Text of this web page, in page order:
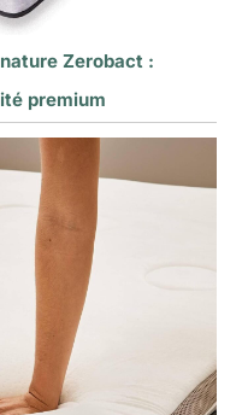
Zerobact :
premium